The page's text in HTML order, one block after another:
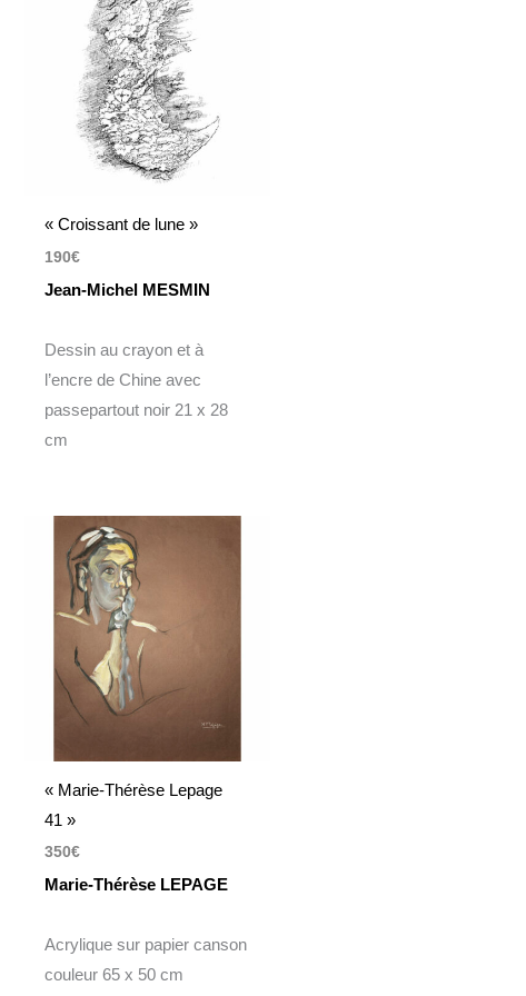
« Croissant de lune »
190€
Jean-Michel MESMIN
Dessin au crayon et à
l’encre de Chine avec
passepartout noir 21 x 28
cm
« Marie-Thérèse Lepage
41 »
350€
Marie-Thérèse LEPAGE
Acrylique sur papier canson
couleur 65 x 50 cm